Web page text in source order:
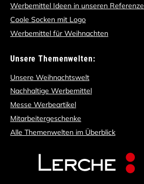
Werbemittel Ideen in unseren
Coole Socken mit Logo
Werbemittel für Weihnachten
Unsere Themenwelten:
Unsere Weihnachtswelt
Nachhaltige Werbemittel
Messe Werbeartikel
Mitarbeitergeschenke
Alle Themenwelten im Überblick